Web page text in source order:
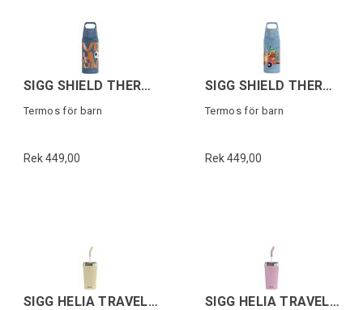
SIGG SHIELD THERM ONE KIDS Ballgame 0,5L
Termos för barn
Rek 449,00
SIGG SHIELD THERM ONE KIDS Pompiers 0,5L
Termos för barn
Rek 449,00
SIGG HELIA TRAVEL MUG Gul 0,45 L SIGG HELIA TRAVEL MUG Rosa 0,45 L